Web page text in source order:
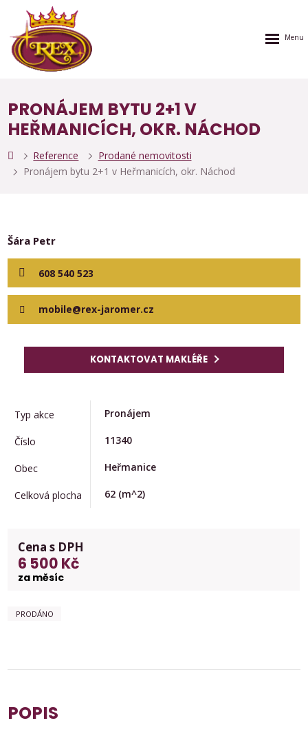
PRONÁJEM BYTU 2+1 V
HEŘMANICÍCH, OKR. NÁCHOD
Reference
Prodané nemovitosti
Pronájem bytu 2+1 v Heřmanicích, okr. Náchod
Šára Petr
608 540 523
mobile@rex-jaromer.cz
KONTAKTOVAT MAKLÉŘE
Typ akce Pronájem
Číslo 11340
Obec Heřmanice
Celková plocha 62 (m^2)
Cena s DPH
6 500 Kč
za měsíc
PRODÁNO
POPIS